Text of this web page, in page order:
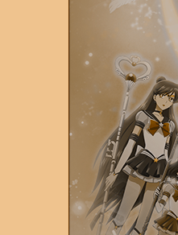
☆
[s][/s]
[/tr]
[/table]